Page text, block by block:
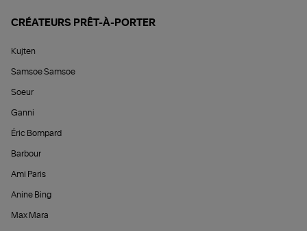
CRÉATEURS PRÊT-À-PORTER
Kujten
Samsoe Samsoe
Soeur
Ganni
Éric Bompard
Barbour
Ami Paris
Anine Bing
Max Mara